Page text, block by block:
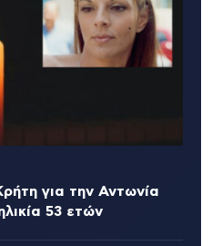
για την Αντωνία
53 ετών